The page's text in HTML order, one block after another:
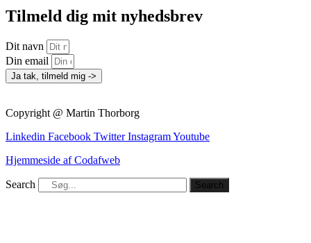
Tilmeld dig mit nyhedsbrev
Dit navn
Din email
Ja tak, tilmeld mig ->
Copyright @ Martin Thorborg
Linkedin Facebook Twitter InstagramYoutube
Hjemmeside af Codafweb
Search Search